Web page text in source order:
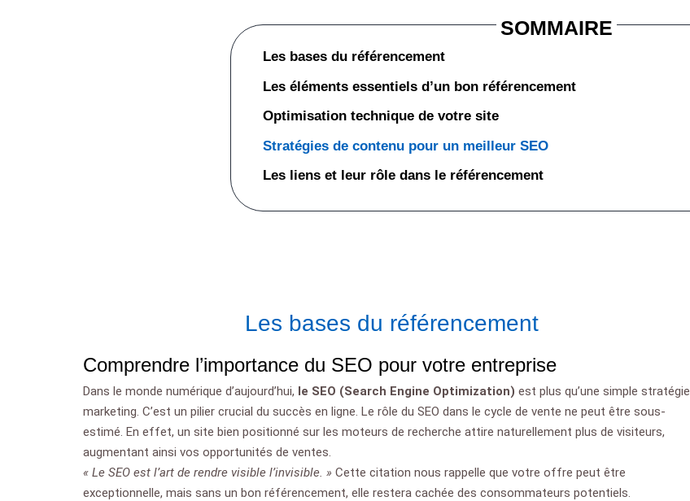
SOMMAIRE
Les bases du référencement
Les éléments essentiels d’un bon référencement
Optimisation technique de votre site
Stratégies de contenu pour un meilleur SEO
Les liens et leur rôle dans le référencement
Les bases du référencement
Comprendre l’importance du SEO pour votre entreprise
Dans le monde numérique d’aujourd’hui, le SEO (Search Engine Optimization) est plus qu’une simple stratégie
marketing. C’est un pilier crucial du succès en ligne. Le rôle du SEO dans le cycle de vente ne peut être sous-
estimé. En effet, un site bien positionné sur les moteurs de recherche attire naturellement plus de visiteurs,
augmentant ainsi vos opportunités de ventes.
« Le SEO est l’art de rendre visible l’invisible. » Cette citation nous rappelle que votre offre peut être
exceptionnelle, mais sans un bon référencement, elle restera cachée des consommateurs potentiels.